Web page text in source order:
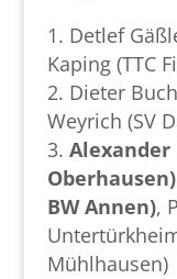
Detlef
Kaping (TTC
Dieter
Weyrich (SV
Alexander
BW Annen),
Mühlhausen)